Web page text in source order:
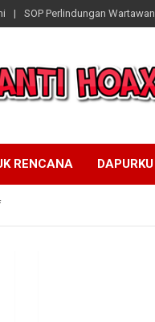
SOP Perlindungan Wartawan
RENCANA DAPURKU